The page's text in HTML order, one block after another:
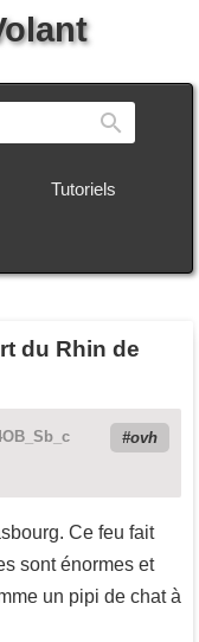
Tutoriels
du Rhin de
ovh
Ce feu fait
sont énormes et
un pipi de chat à